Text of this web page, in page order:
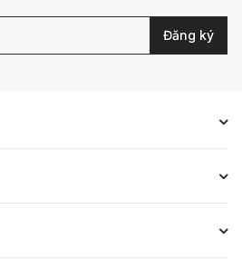
Đăng ký